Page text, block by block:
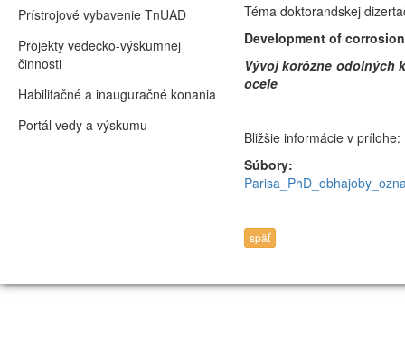
Téma doktorandskej
Development of
Vývoj korózne odolných
ocele
Bližšie informácie v prílohe:
Súbory:
späť
Prístrojové vybavenie TnUAD
Projekty vedecko-výskumnej
činnosti
Habilitačné a inauguračné konania
Portál vedy a výskumu